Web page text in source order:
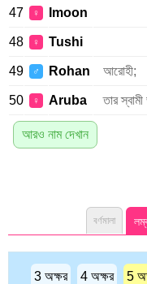
47 ♀ Imoon
48 ♀ Tushi
49 ♂ Rohan আরোহী;
50 ♀ Aruba তার স্বামী
আরও নাম দেখান
বর্ণমালা
3 অক্ষর 4 অক্ষর 5